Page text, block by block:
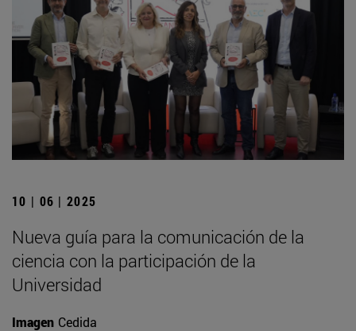
10 | 06 | 2025
Nueva guía para la comunicación de la
ciencia con la participación de la
Universidad
Imagen Cedida